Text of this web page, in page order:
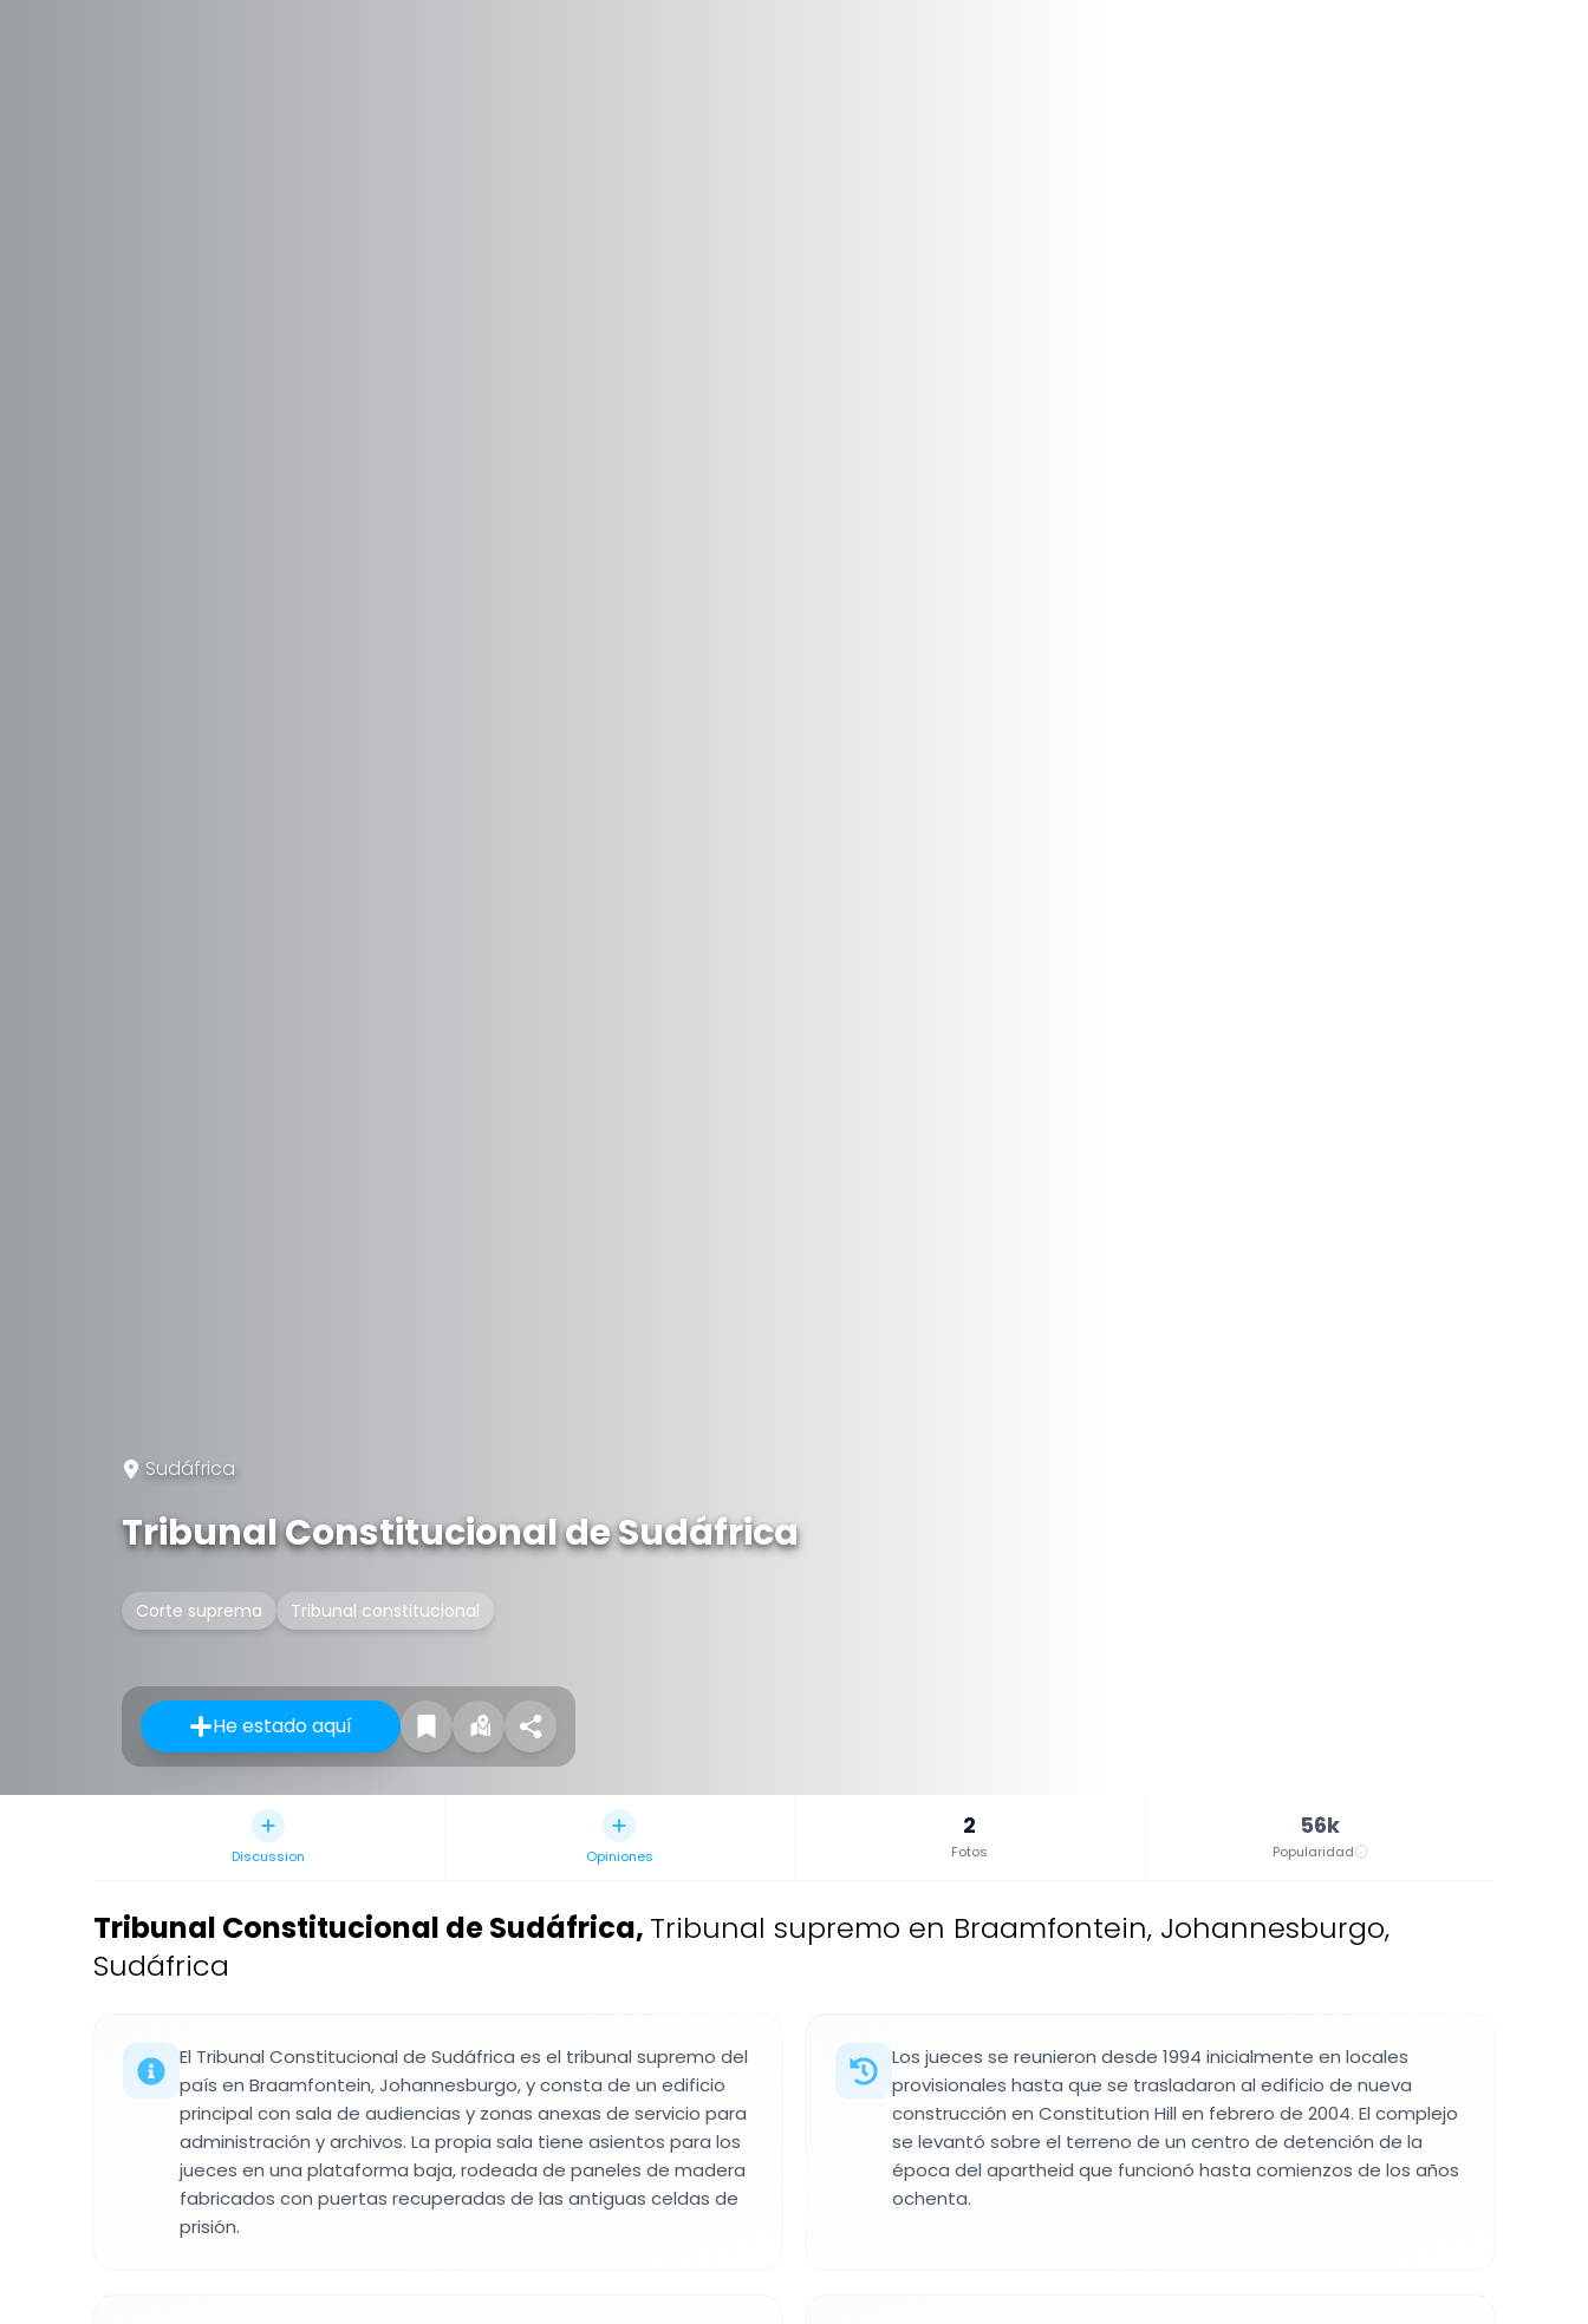
Sudáfrica
Tribunal Constitucional de Sudáfrica
Corte suprema Tribunal constitucional
He estado aquí
Discussion Opiniones
2
Fotos
56k
Popularidad
Tribunal Constitucional de Sudáfrica, Tribunal supremo en Braamfontein, Johannesburgo,
Sudáfrica
El Tribunal Constitucional de Sudáfrica es el tribunal supremo del
país en Braamfontein, Johannesburgo, y consta de un edificio
principal con sala de audiencias y zonas anexas de servicio para
administración y archivos. La propia sala tiene asientos para los
jueces en una plataforma baja, rodeada de paneles de madera
fabricados con puertas recuperadas de las antiguas celdas de
prisión.
Los jueces se reunieron desde 1994 inicialmente en locales
provisionales hasta que se trasladaron al edificio de nueva
construcción en Constitution Hill en febrero de 2004. El complejo
se levantó sobre el terreno de un centro de detención de la
época del apartheid que funcionó hasta comienzos de los años
ochenta.